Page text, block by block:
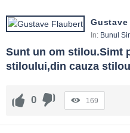
In: Bunul
Sunt un om stilou.Simt
stiloului,din cauza
0 169